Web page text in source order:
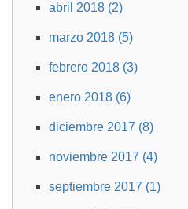
abril 2018 (2)
marzo 2018 (5)
febrero 2018 (3)
enero 2018 (6)
diciembre 2017 (8)
noviembre 2017 (4)
septiembre 2017 (1)